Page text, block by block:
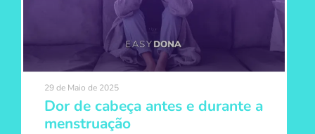
Dor de cabeça antes e durante a
menstruação
29 de Maio de 2025